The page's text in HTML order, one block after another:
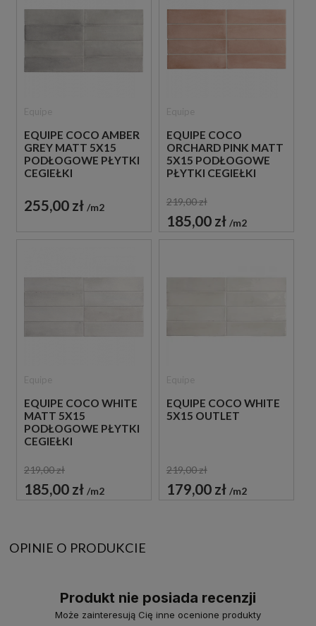
EQUIPE COCO AMBER
GREY MATT 5X15
PODŁOGOWE PŁYTKI
CEGIEŁKI
255,00 zł m2
EQUIPE COCO
ORCHARD PINK MATT
5X15 PODŁOGOWE
PŁYTKI CEGIEŁKI
219,00 zł
185,00 zł m2
EQUIPE COCO WHITE
MATT 5X15
PODŁOGOWE PŁYTKI
CEGIEŁKI
219,00 zł
185,00 zł m2
EQUIPE COCO WHITE
5X15 OUTLET
219,00 zł
179,00 zł m2
OPINIE O PRODUKCIE
Produkt nie posiada recenzji
Może zainteresują Cię inne ocenione produkty